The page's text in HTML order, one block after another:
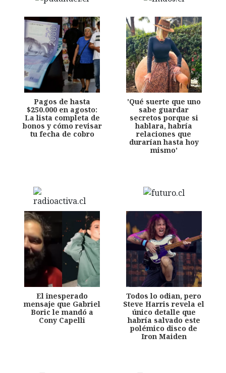
Pagos de hasta
$250.000 en agosto:
La lista completa de
bonos y cómo revisar
tu fecha de cobro
'Qué suerte que uno
sabe guardar
secretos porque si
hablara, habría
relaciones que
durarían hasta hoy
mismo'
El inesperado
mensaje que Gabriel
Boric le mandó a
Cony Capelli
Todos lo odian, pero
Steve Harris revela el
único detalle que
habría salvado este
polémico disco de
Iron Maiden